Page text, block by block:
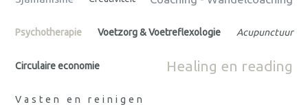
Psychotherapie Voetzorg & Voetreflexologie Acupunctuur
Circulaire economie Healing en reading
Vasten en reinigen